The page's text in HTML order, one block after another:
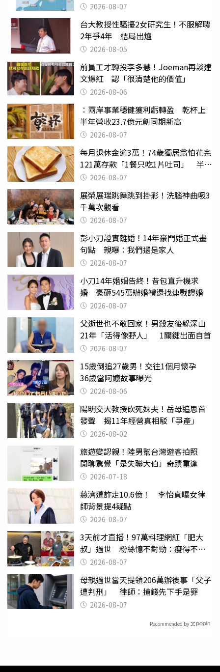
2026-08-07
台大教授性騷擾2女研究生！不服解聘
2年爭4年 結局出爐
2026-08-05
前員工才轉投李多慧！Joeman再談建
文爆紅 認「很清楚他的價值」
2026-08-06
：兩岸事業穩健獲利虧轉盈 乾杯上
半年營收23.7億元創同期新高
2026-08-07
每月退休金逾3萬！74歲獨居翁怕花完
121萬存款「1餐只吃1片吐司」 半年
後暴瘦嚇壞女兒
2026-08-07
展榮展瑞跳舞跳到掛彩！洗腦神曲吸3
千萬次觀看
2026-08-07
彭小刀證實離婚！14年豪門婚正式畫
句點 親曝：我們還是家人
2026-08-07
小刀14年婚姻告終！昔包直升機求
婚 豪砸545萬辦婚禮還找連戰證婚
2026-08-07
父逝世也不敢回家！男殺友後躲深山
21年「活得像野人」 1關鍵出面自首
2026-08-07
15歲倒追27歲男！交往1個月懷孕
36歲當阿嬤故事曝光
2026-08-06
陽明交大教授砍死妹夫！岳母追思首
發聲 揭11年經營真相駁「爭產」
2026-08-02
旅遊變認親！陸男幫台灣遊客拍照
閒聊驚覺「是失聯大伯」奇蹟重逢
2026-07-18
慈濟遭詐走10.6億！ 李怡貞曝女律
師背景提4疑點
2026-08-07
3天前才直播！97萬料理網紅「肥大
叔」過世 粉絲憶不對勁：瘦得不合
理 2026-08-07
母親過世當天提領206萬辦後事「父子
遭判刑」 律師：搶錢先下手是罪
2026-08-07
Recommended by